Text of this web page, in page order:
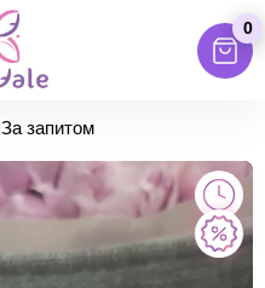
0
За запитом